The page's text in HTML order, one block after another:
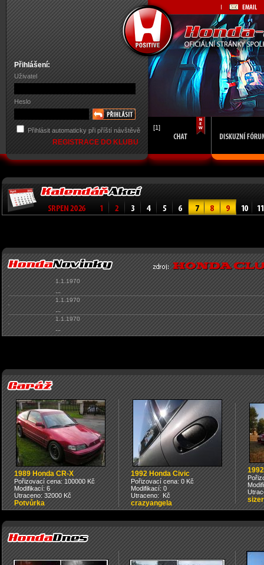
Přihlášení:
Uživatel
Heslo
Přihlásit automaticky při příští návštěvě
REGISTRACE DO KLUBU
[1]
1.1.1970
1.1.1970
1.1.1970
1989 Honda CR-X
Pořizovací cena: 100000 Kč
Modifikací: 6
Utraceno: 32000 Kč
Potvůrka
1992 Honda Civic
Pořizovací cena: 0 Kč
Modifikací: 0
Utraceno: Kč
crazyangela sizer